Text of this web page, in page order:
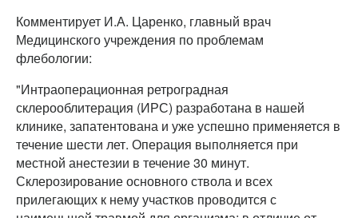
Комментирует И.А. Царенко, главный врач
Медицинского учреждения по проблемам
флебологии:
"Интраоперационная ретроградная
склерооблитерация (ИРС) разработана в нашей
клинике, запатентована и уже успешно применяется в
течение шести лет. Операция выполняется при
местной анестезии в течение 30 минут.
Склерозирование основного ствола и всех
прилегающих к нему участков проводится с